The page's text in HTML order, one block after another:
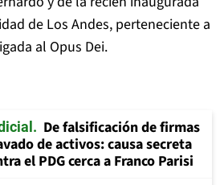
de Los Andes, perteneciente a
al Opus Dei.
De falsificación de firmas
de activos: causa secreta
el PDG cerca a Franco Parisi